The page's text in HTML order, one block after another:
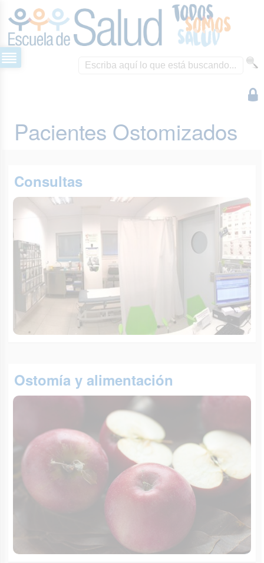
Pacientes Ostomizados
Consultas
Ostomía y alimentación